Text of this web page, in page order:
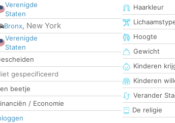
Verenigde
Staten
Bronx, New York
Verenigde
Staten
gespecificeerd
beetje
/ Economie
Haarkleur
Hoogte
Gewicht
Kinderen
Kinderen
Verander
De religie